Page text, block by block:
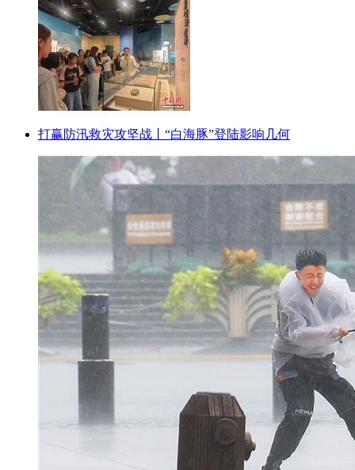
打赢防汛救灾攻坚战丨“白海豚”登陆影响几何